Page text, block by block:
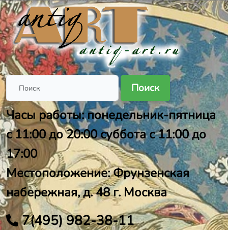
Поиск
Часы работы: понедельник-пятница
с 11:00 до 20:00 суббота с 11:00 до
17:00
Местоположение: Фрунзенская
набережная, д. 48 г. Москва
7(495) 982-38-11